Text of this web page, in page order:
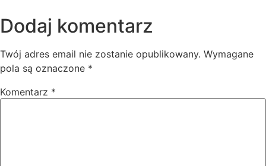
Dodaj komentarz
Twój adres email nie zostanie opublikowany. Wymagane
pola są oznaczone *
Komentarz *